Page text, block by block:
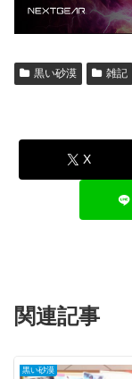
黒い砂漠 雑記
X
関連記事
黒い砂漠